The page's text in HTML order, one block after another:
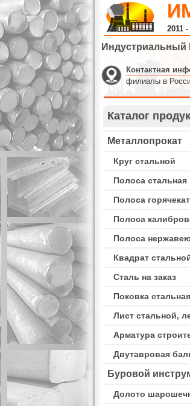
2011 -
Индустриальный
Контактная
филиалы в
Каталог
Металлопрокат
Круг стальной
Полоса стальная
Полоса
Полоса
Полоса
Квадрат
Сталь на заказ
Поковка стальная
Лист стальной,
Арматура
Двутавровая
Буровой
Долото